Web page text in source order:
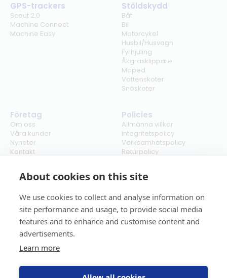
About cookies on this site
We use cookies to collect and analyse information on
site performance and usage, to provide social media
features and to enhance and customise content and
advertisements.
Learn more
GPS-trackers
Scout 2.0
Machine Connect
Machine Easy
Stöldskydd
Båt
Bil
Motorcykel
Husbil/Husvagn
Fyrhjuling
Åkgräsklippare
Moped
Vattenskoter
Snöskoter
Företag
Om oss
Våra kunder
Nyheter
Kontakt
Policies
Allmänna villkor
Integritetspolicy
Verksamhetspolicy
Returpolicy
Cookies